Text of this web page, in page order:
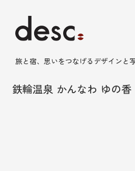
旅と宿、思いをつなげるデザインと
鉄輪温泉 かんなわ ゆの香